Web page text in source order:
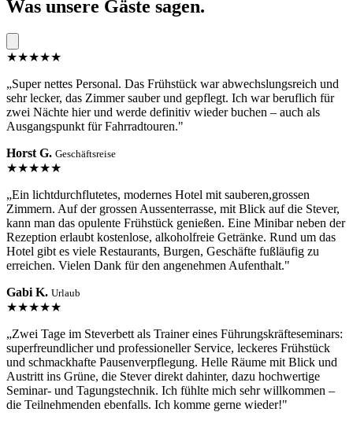
Was unsere Gäste sagen.
★★★★★
„Super nettes Personal. Das Frühstück war abwechslungsreich und
sehr lecker, das Zimmer sauber und gepflegt. Ich war beruflich für
zwei Nächte hier und werde definitiv wieder buchen – auch als
Ausgangspunkt für Fahrradtouren."
Horst G. Geschäftsreise
★★★★★
„Ein lichtdurchflutetes, modernes Hotel mit sauberen,grossen
Zimmern. Auf der grossen Aussenterrasse, mit Blick auf die Stever,
kann man das opulente Frühstück genießen. Eine Minibar neben der
Rezeption erlaubt kostenlose, alkoholfreie Getränke. Rund um das
Hotel gibt es viele Restaurants, Burgen, Geschäfte fußläufig zu
erreichen. Vielen Dank für den angenehmen Aufenthalt."
Gabi K. Urlaub
★★★★★
„Zwei Tage im Steverbett als Trainer eines Führungskräfteseminars:
superfreundlicher und professioneller Service, leckeres Frühstück
und schmackhafte Pausenverpflegung. Helle Räume mit Blick und
Austritt ins Grüne, die Stever direkt dahinter, dazu hochwertige
Seminar- und Tagungstechnik. Ich fühlte mich sehr willkommen –
die Teilnehmenden ebenfalls. Ich komme gerne wieder!"